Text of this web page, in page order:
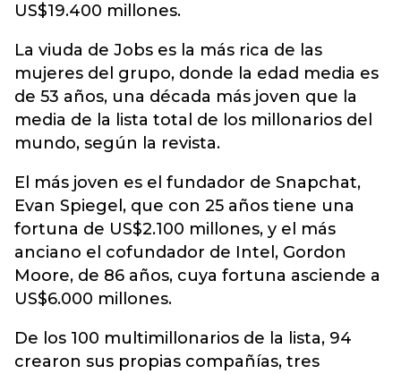
US$19.400 millones.
La viuda de Jobs es la más rica de las
mujeres del grupo, donde la edad media es
de 53 años, una década más joven que la
media de la lista total de los millonarios del
mundo, según la revista.
El más joven es el fundador de Snapchat,
Evan Spiegel, que con 25 años tiene una
fortuna de US$2.100 millones, y el más
anciano el cofundador de Intel, Gordon
Moore, de 86 años, cuya fortuna asciende a
US$6.000 millones.
De los 100 multimillonarios de la lista, 94
crearon sus propias compañías, tres